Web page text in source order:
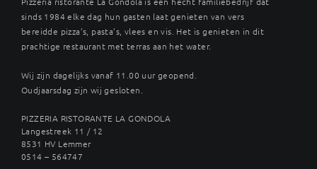
sinds 1984 elke dag hun gasten laat genieten van vers
bereidde pizza’s, pasta’s, vlees en vis. Het is genieten in dit
prachtige restaurant met terras aan het water.
Wij zijn dagelijks vanaf 11.00 uur geopend.
Oudjaarsdag zijn wij gesloten.
PIZZERIA RISTORANTE LA GONDOLA
Langestreek 11 / 12
8531 HV Lemmer
0514 – 564747